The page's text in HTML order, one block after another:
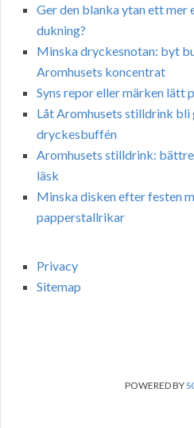
Ger den blanka ytan ett
dukning?
Minska dryckesnotan: byt
Aromhusets koncentrat
Syns repor eller märken lätt
Låt Aromhusets stilldrink bli
dryckesbuffén
Aromhusets stilldrink:
läsk
Minska disken efter festen
papperstallrikar
Privacy
Sitemap
POWERED BY